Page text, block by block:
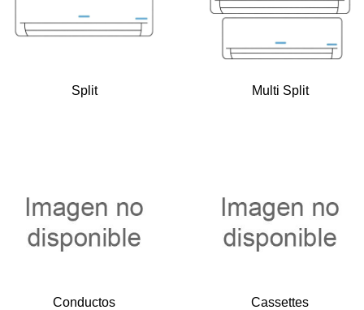
Split Multi Split
Conductos Cassettes